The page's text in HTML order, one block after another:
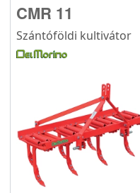
CMR 11
Szántóföldi kultivátor